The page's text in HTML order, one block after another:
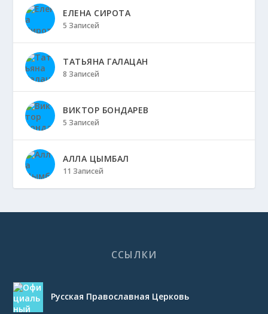
ЕЛЕНА СИРОТА
5 Записей
ТАТЬЯНА ГАЛАЦАН
8 Записей
ВИКТОР БОНДАРЕВ
5 Записей
АЛЛА ЦЫМБАЛ
11 Записей
ССЫЛКИ
Русская Православная Церковь